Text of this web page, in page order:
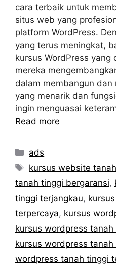
cara terbaik untuk
situs web yang
platform WordPress.
yang terus meningkat,
kursus WordPress yang
mereka
dalam membangun
yang menarik dan
ingin menguasai
Read more
Categories
ads
Tags
kursus website
tanah tinggi bergaransi,
tinggi terjangkau,
terpercaya, kursus
kursus wordpress
kursus wordpress
wordpress tanah tinggi